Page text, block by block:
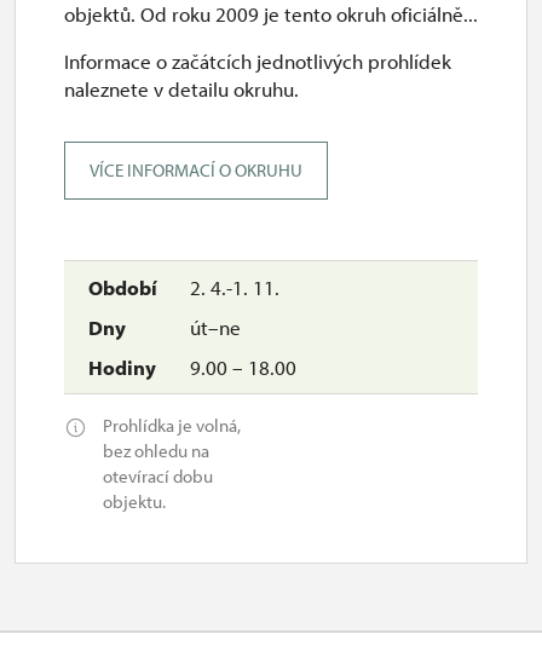
2. 4.-1. 11.
út–ne
9.00 – 18.00
Prohlídka je volná,
bez ohledu na
otevírací dobu
objektu.
objektů. Od roku 2009 je tento okruh oficiálně...
Informace o začátcích jednotlivých prohlídek
naleznete v detailu okruhu.
VÍCE INFORMACÍ O OKRUHU